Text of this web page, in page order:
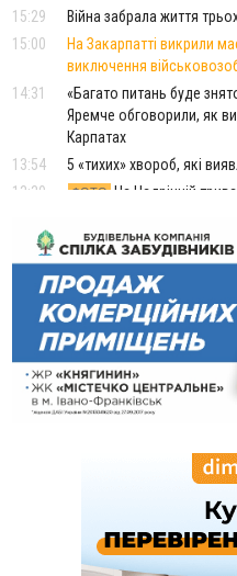
15:29
Війна забрала життя
15:00
На Закарпатті викрили
виключення
14:31
«Багато питань буде
Яремче обговорили, як
Карпатах
13:54
5 «тихих» хвороб, які
13:30
ФОТО На Надрічній
12:57
У Франківську
спостережень
12:24
Лікування наркоманії
терапію якомога раніше
12:00
Франківця, який у
тисяч гривень у валюті,
11:50
Податкова передасть в
чоловіків 18–60 років
відмовилася від
У Франківську, Коломиї,
зафіксували рекордну
Змушував надсилати
затримали